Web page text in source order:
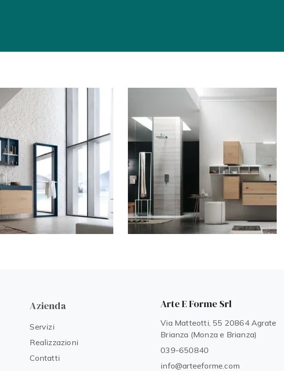
Azienda
Servizi
Realizzazioni
Contatti
Arte E Forme Srl
Via Matteotti, 55 20864 Agrate
Brianza (Monza e Brianza)
039-650840
info@arteeforme.com